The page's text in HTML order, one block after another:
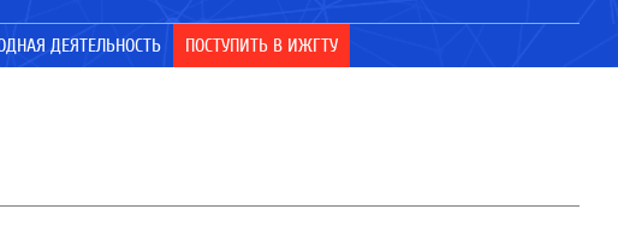
ДЕЯТЕЛЬНОСТЬ ПОСТУПИТЬ В ИЖГТУ